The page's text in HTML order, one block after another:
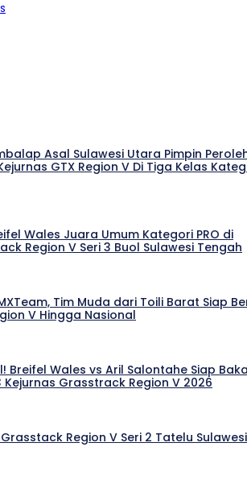
Asal Sulawesi Utara Pimpin
GTX Region V Di Tiga Kelas
Wales Juara Umum Kategori PRO di
Region V Seri 3 Buol Sulawesi Tengah
MXTeam, Tim Muda dari Toili Barat Siap
V Hingga Nasional
Breifel Wales vs Aril Salontahe Siap
Kejurnas Grasstrack Region V 2026
Region V Seri 2 Tatelu